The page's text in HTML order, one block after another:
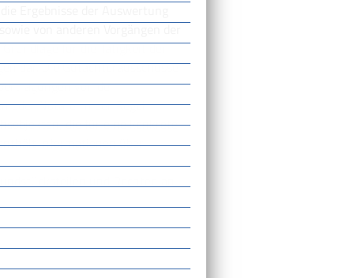
Ergebnisse der Auswertung
von anderen Vorgängen der
für die Tätigkeit der
dar. Die Gutachterausschüsse
von den
oder Notare. In der Regel
die für eine konkrete
Informationen über:
und Rechten an